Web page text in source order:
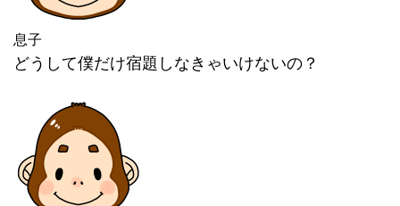
息子
どうして僕だけ宿題しなきゃいけないの？